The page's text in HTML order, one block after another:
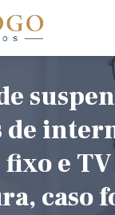
de
e
caso